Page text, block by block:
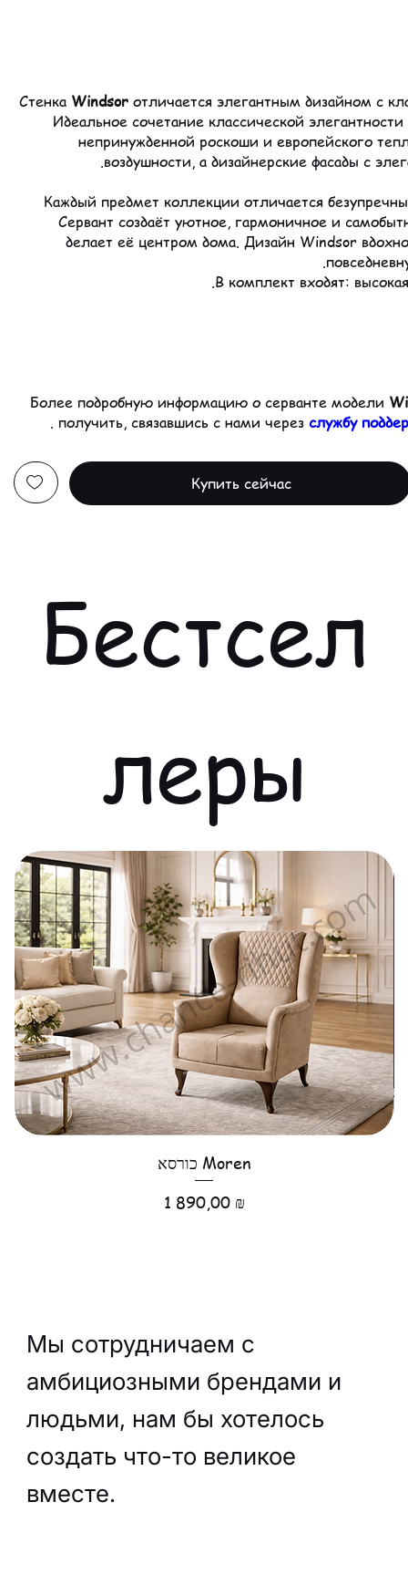
Стенка Windsor отличается элегантным дизайном с
Идеальное сочетание классической
непринужденной роскоши и европейского
воздушности, а дизайнерские фасады с
Каждый предмет коллекции отличается
Сервант создаёт уютное, гармоничное и
делает её центром дома. Дизайн Windsor
получить, связавшись с нами через службу
.
Купить сейчас
Бестсел
леры
כורסא Moren
Цена
1 890,00 ₪
Мы сотрудничаем с
амбициозными брендами и
людьми, нам бы хотелось
создать что-то великое
вместе.